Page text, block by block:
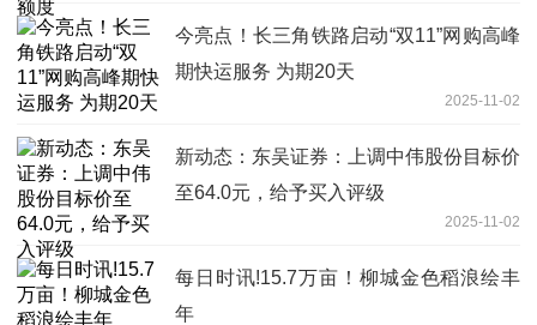
今亮点！长三角铁路启动“双11”网购高峰
期快运服务 为期20天
2025-11-02
新动态：东吴证券：上调中伟股份目标价
至64.0元，给予买入评级
2025-11-02
每日时讯!15.7万亩！柳城金色稻浪绘丰
年